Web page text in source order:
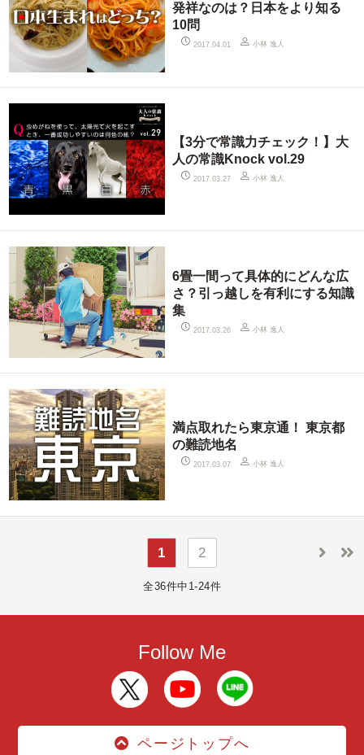
発祥なのは？日本をより知る
10問
2017.04.01 小林 逸人
【3分で常識力チェック！】大
人の常識Knock vol.29
2017.03.27 小林 逸人
6畳一間って具体的にどんな広
さ？引っ越しを有利にする知識
集
2017.03.26 小林 逸人
満点取れたら東京通！ 東京都
の難読地名
2017.03.07 小林 逸人
1 2
全36件中1-24件
Follow Me
ページトップへ